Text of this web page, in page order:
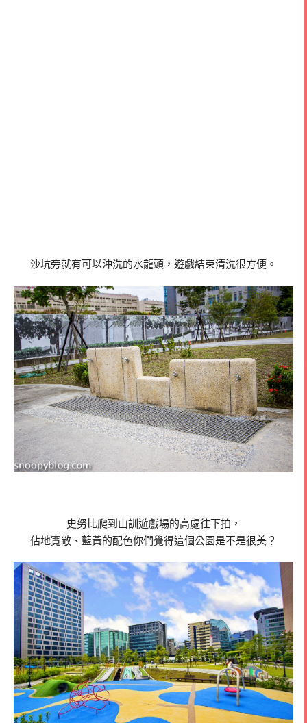
沙坑旁就有可以沖洗的水龍頭，遊戲結束清洗很方便。
史努比爬到山訓遊戲場的高處往下拍，
佔地寬敞、藍黃的配色你們覺得這個公園是不是很美？